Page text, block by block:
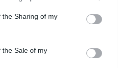
usage behaviour. You may click to
Google and its third-party tags to
purposes in below Google
the Sharing of my
the Sale of my